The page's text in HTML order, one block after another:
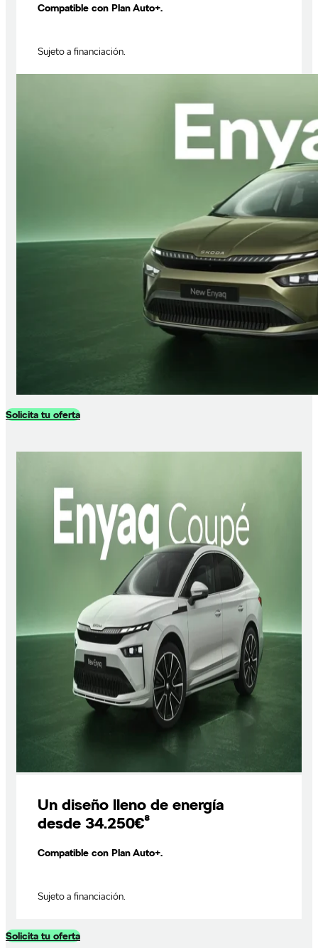
Compatible con Plan Auto+.
Sujeto a financiación.
Solicita tu oferta
Un diseño lleno de energía
desde 34.250€⁸
Compatible con Plan Auto+.
Sujeto a financiación.
Solicita tu oferta